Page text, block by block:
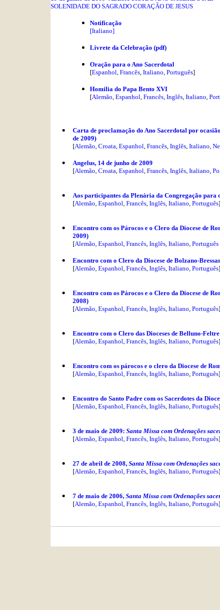
SOLENIDADE DO SAGRADO CORAÇÃO DE JESUS
Notificação
[Italiano]
Livrete da Celebração (pdf)
Oração para o Ano Sacerdotal
[Espanhol, Francês, Italiano, Português]
Homilia do Papa Bento XVI
[Alemão, Espanhol, Francês, Inglês, Italiano,
Carta de proclamação do Ano Sacerdotal por
de 2009)
[Alemão, Croata, Espanhol, Francês, Inglês, Italiano,
Angelus, 14 de junho de 2009
[Alemão, Croata, Espanhol, Francês, Inglês, Italiano,
Aos participantes da Plenária da Congregação para
[Alemão, Espanhol, Francês, Inglês, Italiano, Português]
Encontro com os Párocos e o Clero da Diocese de
2009)
[Alemão, Espanhol, Francês, Inglês, Italiano, Português
Encontro com o Clero da Diocese de Bolzano-
[Alemão, Espanhol, Francês, Inglês, Italiano, Português]
Encontro com os Párocos e o Clero da Diocese de
2008)
[Alemão, Espanhol, Francês, Inglês, Italiano, Português]
Encontro com o Clero das Dioceses de Belluno-
[Alemão, Espanhol, Francês, Inglês, Italiano, Português]
Encontro com os párocos e o clero da Diocese de
[Alemão, Espanhol, Francês, Inglês, Italiano, Português]
Encontro do Santo Padre com os Sacerdotes da
[Alemão, Espanhol, Francês, Inglês, Italiano, Português]
3 de maio de 2009: Santa Missa com Ordenações
[Alemão, Espanhol, Francês, Inglês, Italiano, Português]
27 de abril de 2008, Santa Missa com Ordenações
[Alemão, Espanhol, Francês, Inglês, Italiano, Português]
7 de maio de 2006, Santa Missa com Ordenações
[Alemão, Espanhol, Francês, Inglês, Italiano, Português]